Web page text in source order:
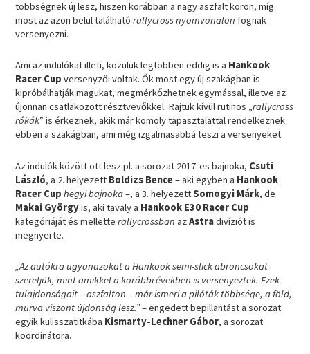
többségnek új lesz, hiszen korábban a nagy aszfalt körön, míg
most az azon belül találhatórallycross nyomvonalon fognak
versenyezni.
Ami az indulókat illeti, közülük legtöbben eddig is a Hankook
Racer Cup versenyzői voltak. Ők most egy új szakágban is
kipróbálhatják magukat, megmérkőzhetnek egymással, illetve az
újonnan csatlakozott résztvevőkkel. Rajtuk kívül rutinos „rallycross
rókák” is érkeznek, akik már komoly tapasztalattal rendelkeznek
ebben a szakágban, ami még izgalmasabbá teszi a versenyeket.
Az indulók között ott lesz pl. a sorozat 2017-es bajnoka, Csuti
László, a 2. helyezett Boldizs Bence– aki egyben a Hankook
Racer Cup hegyi bajnoka–, a 3. helyezettSomogyi Márk, de
Makai Györgyis, aki tavaly a Hankook E30 Racer Cup
kategóriáját és melletterallycrossban azAstradivíziót is
megnyerte.
„Az autókra ugyanazokat a Hankook semi-slick abroncsokat
szereljük, mint amikkel a korábbi években is versenyeztek. Ezek
tulajdonságait – aszfalton – már ismeri a pilóták többsége, a föld,
murva viszont újdonság lesz.”– engedett bepillantást a sorozat
egyik kulisszatitkába Kismarty-Lechner Gábor, a sorozat
koordinátora.